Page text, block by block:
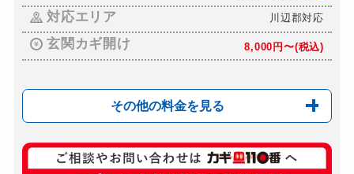
対応エリア 川辺郡対応
玄関カギ開け 8,000円〜(税込)
その他の料金を見る
玄関カギ修理 8,000円〜(税込)